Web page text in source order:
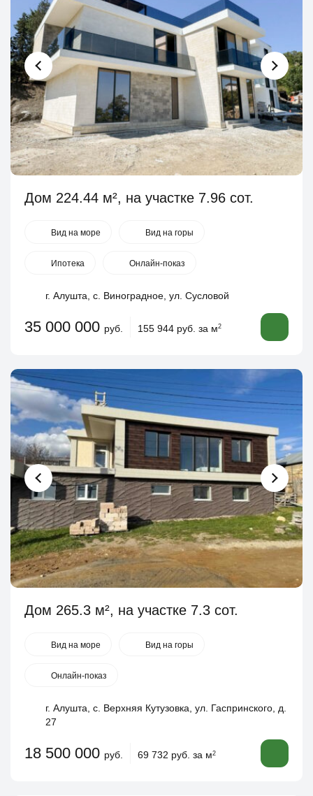
Дом 224.44 м², на участке 7.96 сот.
Вид на море Вид на горы
Ипотека Онлайн-показ
г. Алушта, с. Виноградное, ул. Сусловой
35 000 000 руб. 155 944 руб. за м2
Дом 265.3 м², на участке 7.3 сот.
Вид на море Вид на горы
Онлайн-показ
г. Алушта, с. Верхняя Кутузовка, ул. Гаспринского, д.
27
18 500 000 руб. 69 732 руб. за м2